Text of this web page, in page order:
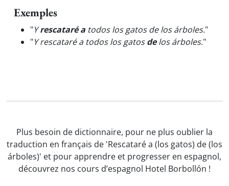
Exemples
"Yrescataré a todos los gatos de los árboles."
"Y rescataré a todos los gatosdelos árboles."
Plus besoin de dictionnaire, pour ne plus oublier la
traduction en français de 'Rescataré a (los gatos) de (los
árboles)' et pour apprendre et progresser en espagnol,
découvrez nos cours d’espagnol Hotel Borbollón !